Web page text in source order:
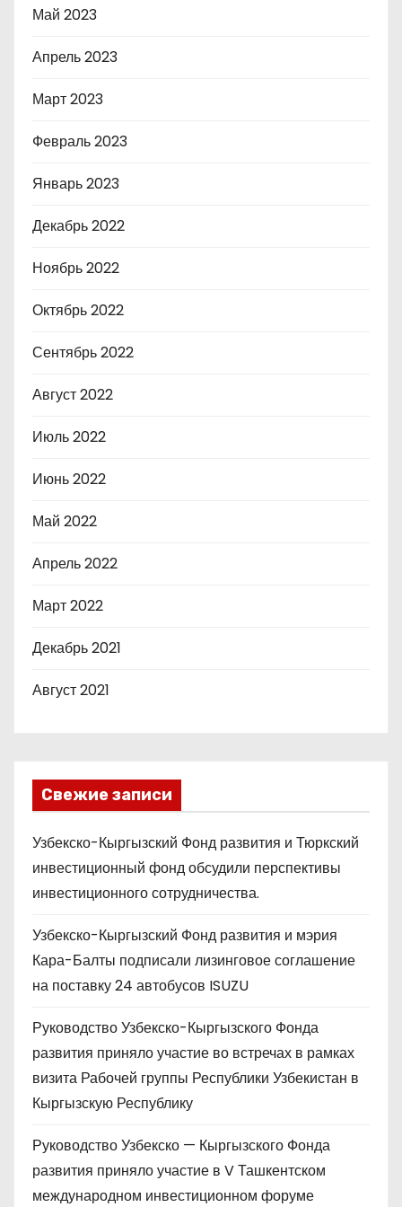
Май 2023
Апрель 2023
Март 2023
Февраль 2023
Январь 2023
Декабрь 2022
Ноябрь 2022
Октябрь 2022
Сентябрь 2022
Август 2022
Июль 2022
Июнь 2022
Май 2022
Апрель 2022
Март 2022
Декабрь 2021
Август 2021
Свежие записи
Узбекско-Кыргызский Фонд развития и Тюркский
инвестиционный фонд обсудили перспективы
инвестиционного сотрудничества.
Узбекско-Кыргызский Фонд развития и мэрия
Кара-Балты подписали лизинговое соглашение
на поставку 24 автобусов ISUZU
Руководство Узбекско-Кыргызского Фонда
развития приняло участие во встречах в рамках
визита Рабочей группы Республики Узбекистан в
Кыргызскую Республику
Руководство Узбекско — Кыргызского Фонда
развития приняло участие в V Ташкентском
международном инвестиционном форуме